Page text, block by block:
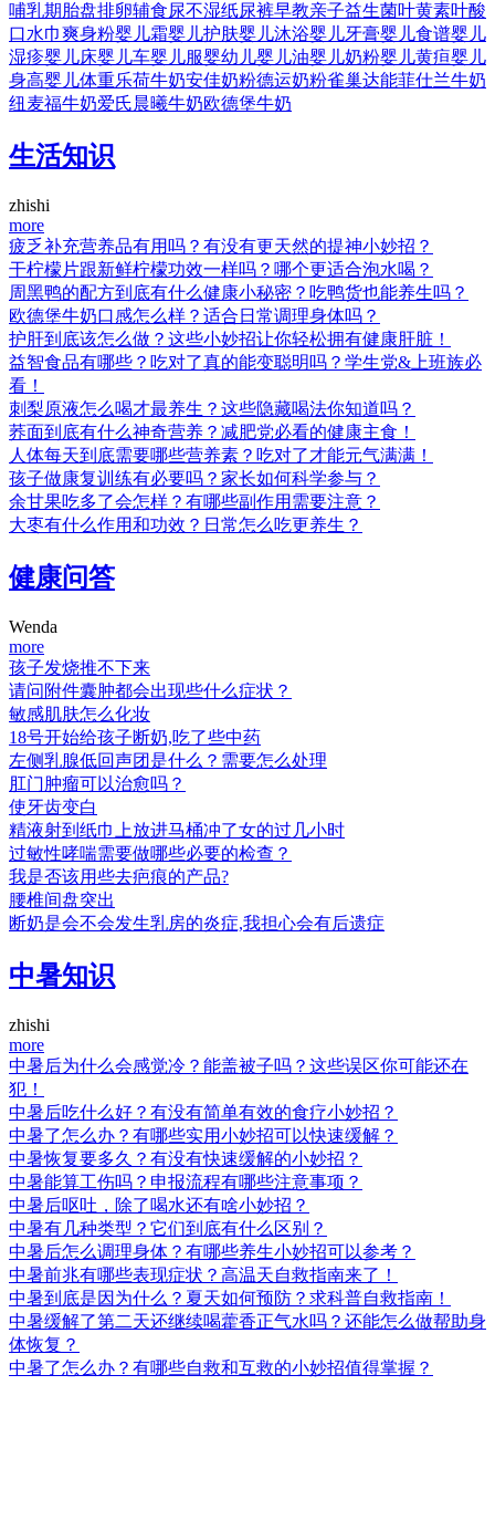
哺乳期 胎盘排卵辅食尿不湿纸尿裤早教亲子益生菌叶黄素叶酸
口水巾爽身粉婴儿霜婴儿护肤婴儿沐浴婴儿牙膏婴儿食谱婴儿
湿疹婴儿床婴儿车婴儿服婴幼儿婴儿油婴儿奶粉婴儿黄疸婴儿
身高婴儿体重乐荷牛奶安佳奶粉德运奶粉雀巢达能菲仕兰牛奶
纽麦福牛奶爱氏晨曦牛奶欧德堡牛奶
生活知识
zhishi
more
疲乏补充营养品有用吗？有没有更天然的提神小妙招？
干柠檬片跟新鲜柠檬功效一样吗？哪个更适合泡水喝？
周黑鸭的配方到底有什么健康小秘密？吃鸭货也能养生吗？
欧德堡牛奶口感怎么样？适合日常调理身体吗？
护肝到底该怎么做？这些小妙招让你轻松拥有健康肝脏！
益智食品有哪些？吃对了真的能变聪明吗？学生党&上班族必
看！
刺梨原液怎么喝才最养生？这些隐藏喝法你知道吗？
荞面到底有什么神奇营养？减肥党必看的健康主食！
人体每天到底需要哪些营养素？吃对了才能元气满满！
孩子做康复训练有必要吗？家长如何科学参与？
余甘果吃多了会怎样？有哪些副作用需要注意？
大枣有什么作用和功效？日常怎么吃更养生？
健康问答
Wenda
more
孩子发烧推不下来
请问附件囊肿都会出现些什么症状？
敏感肌肤怎么化妆
18号开始给孩子断奶,吃了些中药
左侧乳腺低回声团是什么？需要怎么处理
肛门肿瘤可以治愈吗？
使牙齿变白
精液射到纸巾上放进马桶冲了女的过几小时
过敏性哮喘需要做哪些必要的检查？
我是否该用些去疤痕的产品?
腰椎间盘突出
断奶是会不会发生乳房的炎症,我担心会有后遗症
中暑知识
zhishi
more
中暑后为什么会感觉冷？能盖被子吗？这些误区你可能还在
犯！
中暑后吃什么好？有没有简单有效的食疗小妙招？
中暑了怎么办？有哪些实用小妙招可以快速缓解？
中暑恢复要多久？有没有快速缓解的小妙招？
中暑能算工伤吗？申报流程有哪些注意事项？
中暑后呕吐，除了喝水还有啥小妙招？
中暑有几种类型？它们到底有什么区别？
中暑后怎么调理身体？有哪些养生小妙招可以参考？
中暑前兆有哪些表现症状？高温天自救指南来了！
中暑到底是因为什么？夏天如何预防？求科普自救指南！
中暑缓解了第二天还继续喝藿香正气水吗？还能怎么做帮助身
体恢复？
中暑了怎么办？有哪些自救和互救的小妙招值得掌握？